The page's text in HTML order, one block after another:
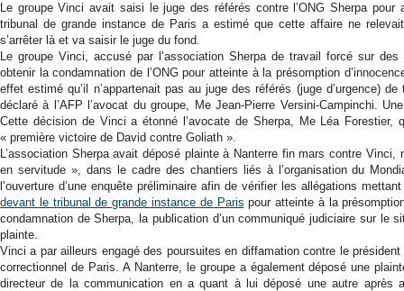
Le groupe Vinci avait saisi le juge des référés contre l’ONG Sherpa pour
tribunal de grande instance de Paris a estimé que cette affaire ne
s’arrêter là et va saisir le juge du fond.
Le groupe Vinci, accusé par l’association Sherpa de travail forcé sur
obtenir la condamnation de l’ONG pour atteinte à la présomption
effet estimé qu’il n’appartenait pas au juge des référés (juge d’urgence)
déclaré à l’AFP l’avocat du groupe, Me Jean-Pierre Versini-Campinchi.
Cette décision de Vinci a étonné l’avocate de Sherpa, Me Léa Forestier,
« première victoire de David contre Goliath ».
L’association Sherpa avait déposé plainte à Nanterre fin mars contre
en servitude », dans le cadre des chantiers liés à l’organisation du
l’ouverture d’une enquête préliminaire afin de vérifier les allégations
devant le tribunal de grande instance de Paris pour atteinte à la
condamnation de Sherpa, la publication d’un communiqué judiciaire sur le
plainte.
Vinci a par ailleurs engagé des poursuites en diffamation contre le
correctionnel de Paris. A Nanterre, le groupe a également déposé une
directeur de la communication en a quant à lui déposé une autre après